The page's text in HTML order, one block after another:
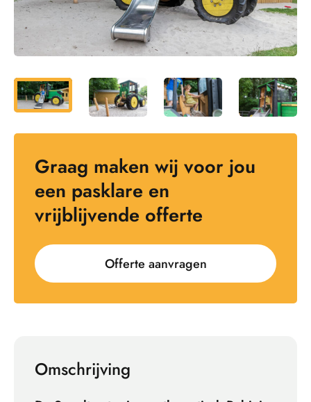
Graag maken wij voor jou
een pasklare en
vrijblijvende offerte
Offerte aanvragen
Omschrijving